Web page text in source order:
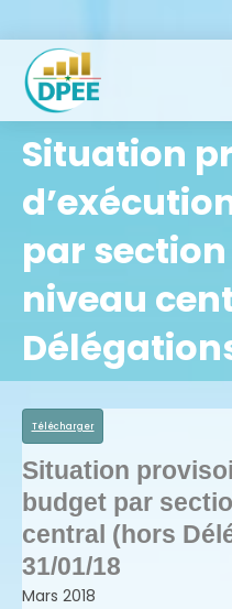
Situation
par
niveau
Télécharger
Situation
budget par
central (hors
31/01/18
Mars 2018